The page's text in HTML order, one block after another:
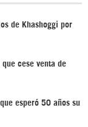
de Khashoggi por
que cese venta de
esperó 50 años su